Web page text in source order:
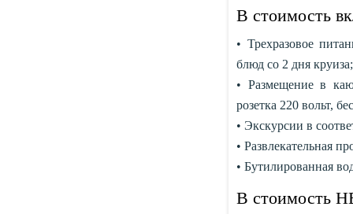
В стоимость
• Трехразовое
блюд со 2 дня круиза;
• Размещение в
розетка 220 вольт,
• Экскурсии в
• Развлекательная
• Бутилированная
В стоимость